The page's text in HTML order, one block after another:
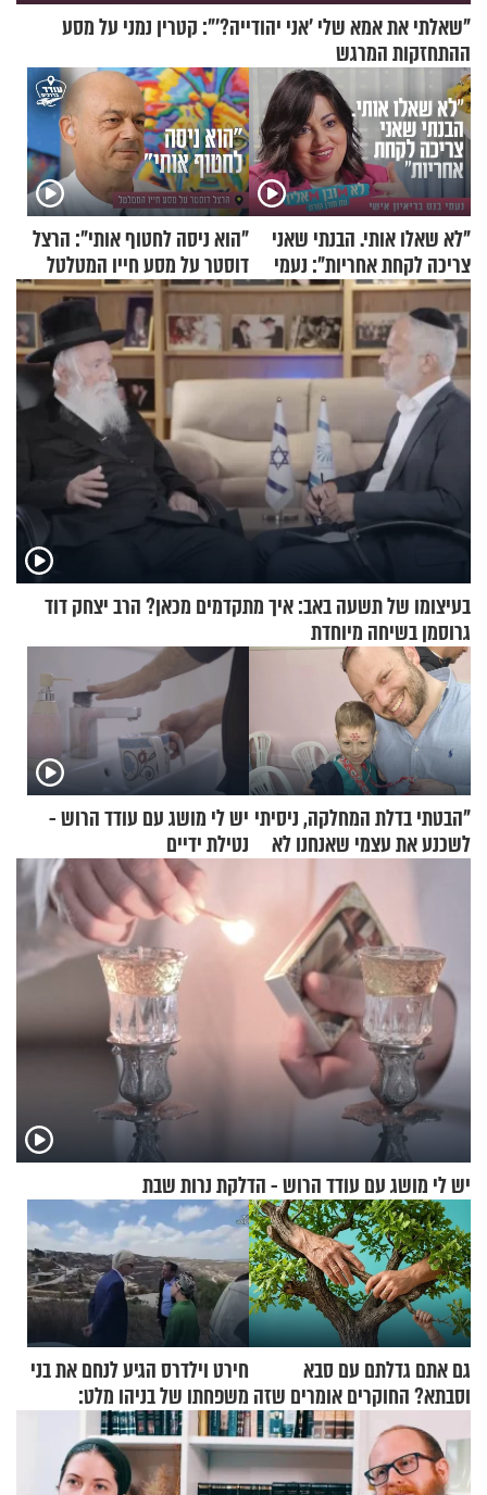
"שאלתי את אמא שלי 'אני יהודייה?'": קטרין נמני על מסע
ההתחזקות המרגש
"לא שאלו אותי. הבנתי שאני
צריכה לקחת אחריות": נעמי
בנט בריאיון אישי
"הוא ניסה לחטוף אותי": הרצל
דוסטר על מסע חייו המטלטל
בעיצומו של תשעה באב: איך מתקדמים מכאן? הרב יצחק דוד
גרוסמן בשיחה מיוחדת
"הבטתי בדלת המחלקה, ניסיתי
לשכנע את עצמי שאנחנו לא
יש לי מושג עם עודד הרוש -
נטילת ידיים
יש לי מושג עם עודד הרוש - הדלקת נרות שבת
גם אתם גדלתם עם סבא
וסבתא? החוקרים אומרים שזה
מתכון מנצח
חירט וילדרס הגיע לנחם את בני
משפחתו של בניהו מלט:
"מיליונים באירופה תומכים
בכם"